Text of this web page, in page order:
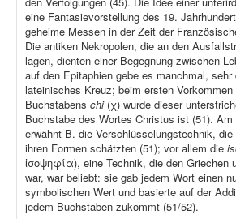
eine Fantasievorstellung des 19.
geheime Messen in der Zeit der
Die antiken Nekropolen, die an den
lagen, dienten einer Begegnung zwischen
auf den Epitaphien gebe es manchmal,
lateinisches Kreuz; beim ersten
Buchstabens chi (χ) wurde dieser
Buchstabe des Wortes Christus ist (51).
erwähnt B. die Verschlüsselungstechnik,
ihren Formen schätzten (51); vor allem die
ἰσοψηφία), eine Technik, die den Griechen
war, war beliebt: sie gab jedem Wort einen
symbolischen Wert und basierte auf der
jedem Buchstaben zukommt (51/52).